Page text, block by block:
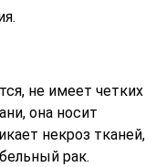
не имеет четких
она носит
некроз тканей,
рак.